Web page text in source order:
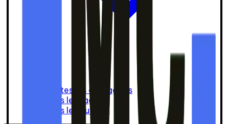
Toutes les catégories
Tous les tags
Tous les auteurs